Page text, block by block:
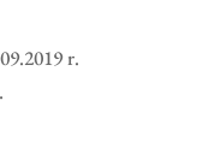
r.